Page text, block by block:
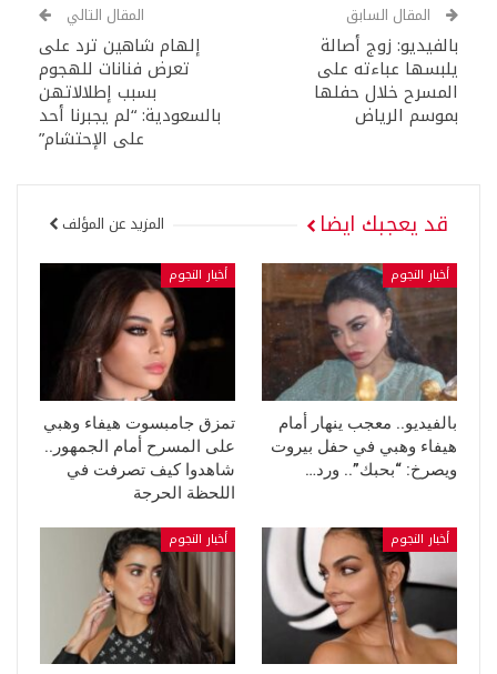
المقال السابق
بالفيديو: زوج أصالة
يلبسها عباءته على
المسرح خلال حفلها
بموسم الرياض
المقال التالي
إلهام شاهين ترد على
تعرض فنانات للهجوم
بسبب إطلالاتهن
بالسعودية: “لم يجبرنا أحد
على الإحتشام”
قد يعجبك ايضا المزيد عن المؤلف
أخبار النجوم
بالفيديو.. معجب ينهار أمام
هيفاء وهبي في حفل بيروت
ويصرخ: “بحبك”.. ورد…
أخبار النجوم
تمزق جامبسوت هيفاء وهبي
على المسرح أمام الجمهور..
شاهدوا كيف تصرفت في
اللحظة الحرجة
أخبار النجوم أخبار النجوم